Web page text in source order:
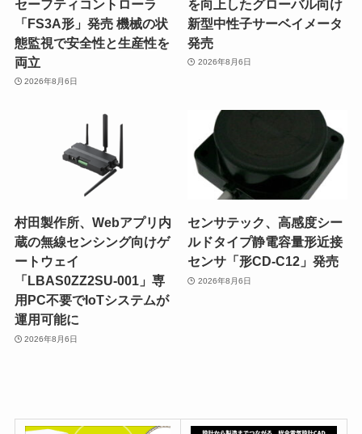
セーフティコントローラ
「FS3A形」発売 機械の状
態監視で安全性と生産性を
両立
2026年8月6日
を向上したグローバル向け
新型中性子サーベイメータ
発売
2026年8月6日
村田製作所、Webアプリ内
蔵の無線センシング向けゲ
ートウェイ
「LBAS0ZZ2SU-001」専
用PC不要でIoTシステムが
運用可能に
2026年8月6日
センサテック、高感度シー
ルドタイプ静電容量形近接
センサ「形CD-C12」発売
2026年8月6日